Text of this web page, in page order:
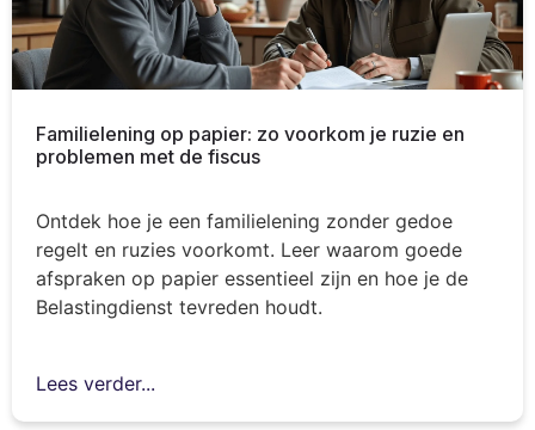
Familielening op papier: zo voorkom je ruzie en
problemen met de fiscus
Ontdek hoe je een familielening zonder gedoe
regelt en ruzies voorkomt. Leer waarom goede
afspraken op papier essentieel zijn en hoe je de
Belastingdienst tevreden houdt.
Lees verder...